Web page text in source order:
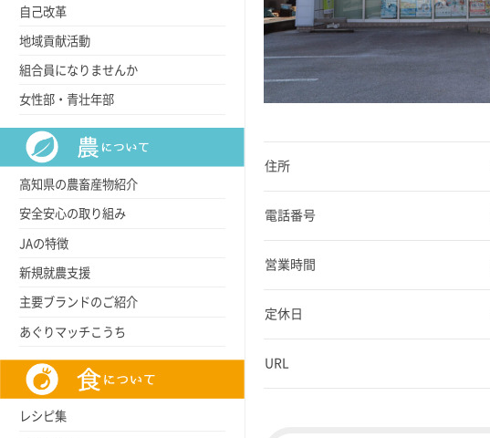
住所
電話番号
営業時間
定休日
URL
自己改革
地域貢献活動
組合員になりませんか
女性部・青壮年部
高知県の農畜産物紹介
安全安心の取り組み
JAの特徴
新規就農支援
主要ブランドのご紹介
あぐりマッチこうち
レシピ集